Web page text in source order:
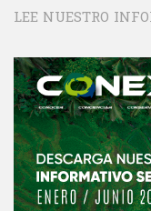
LEE NUESTRO